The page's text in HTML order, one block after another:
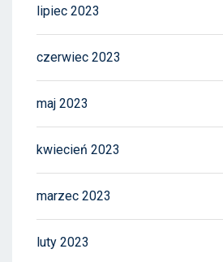
lipiec 2023
czerwiec 2023
maj 2023
kwiecień 2023
marzec 2023
luty 2023